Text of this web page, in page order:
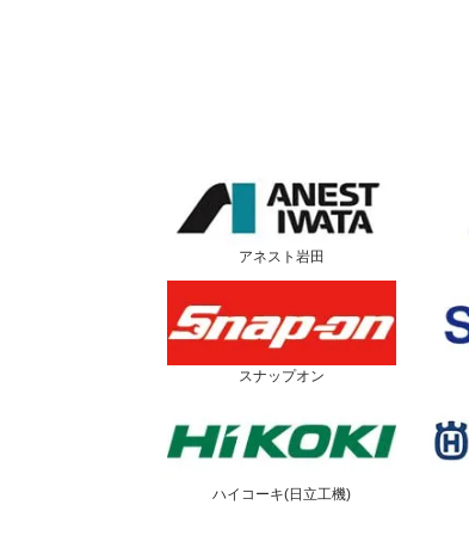
アネスト岩田
スナップオン
ハイコーキ(日立工機)